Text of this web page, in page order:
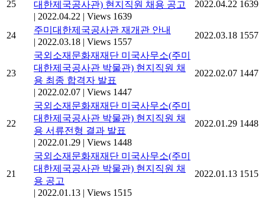
25
대한제국공사관) 현지직원 채용 공고
| 2022.04.22 | Views 1639
2022.04.22 1639
24
주미대한제국공사관 재개관 안내
| 2022.03.18 | Views 1557
2022.03.18 1557
23
국외소재문화재재단 미국사무소(주미
대한제국공사관 박물관) 현지직원 채
용 최종 합격자 발표
| 2022.02.07 | Views 1447
2022.02.07 1447
22
국외소재문화재재단 미국사무소(주미
대한제국공사관 박물관) 현지직원 채
용 서류전형 결과 발표
| 2022.01.29 | Views 1448
2022.01.29 1448
21
국외소재문화재재단 미국사무소(주미
대한제국공사관 박물관) 현지직원 채
용 공고
| 2022.01.13 | Views 1515
2022.01.13 1515